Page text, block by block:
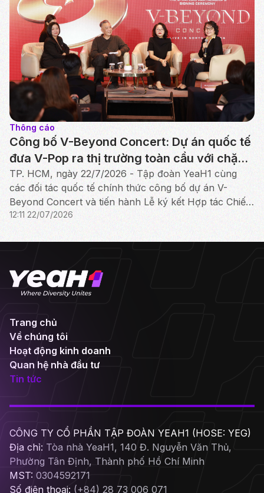
Thông cáo
Công bố V-Beyond Concert: Dự án quốc tế
đưa V-Pop ra thị trường toàn cầu với chặng
đầu tiên tại Bắc Mỹ
TP. HCM, ngày 22/7/2026 - Tập đoàn YeaH1 cùng
các đối tác quốc tế chính thức công bố dự án V-
Beyond Concert và tiến hành Lễ ký kết Hợp tác Chiến
lược giữa YeaH1, iMe Entertainment Group và AlphaZ.
12:11 22/07/2026
Trang chủ
Về chúng tôi
Hoạt động kinh doanh
Quan hệ nhà đầu tư
Tin tức
CÔNG TY CỔ PHẦN TẬP ĐOÀN YEAH1 (HOSE: YEG)
Địa chỉ: Tòa nhà YeaH1, 140 Đ. Nguyễn Văn Thủ,
Phường Tân Định, Thành phố Hồ Chí Minh
MST: 0304592171
Số điện thoại: (+84) 28 73 006 071